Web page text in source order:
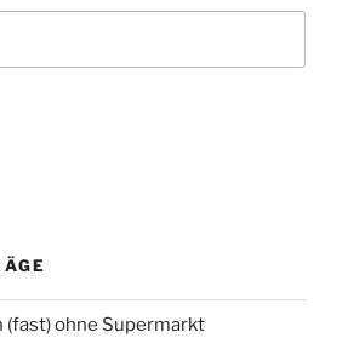
(fast) ohne Supermarkt